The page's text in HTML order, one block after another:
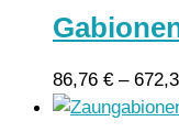
86,76 € –